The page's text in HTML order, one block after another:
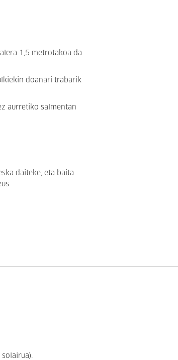
1,5 metrotakoa da
doanari trabarik
aurretiko salmentan
daiteke, eta baita